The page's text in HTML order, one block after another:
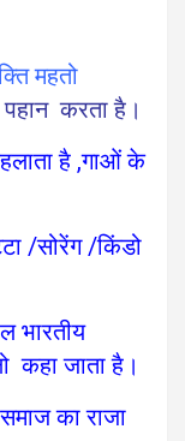
महतो
पहान करता है।
है ,गाओं के
/सोरेंग /किंडो
भारतीय
कहा जाता है।
का राजा